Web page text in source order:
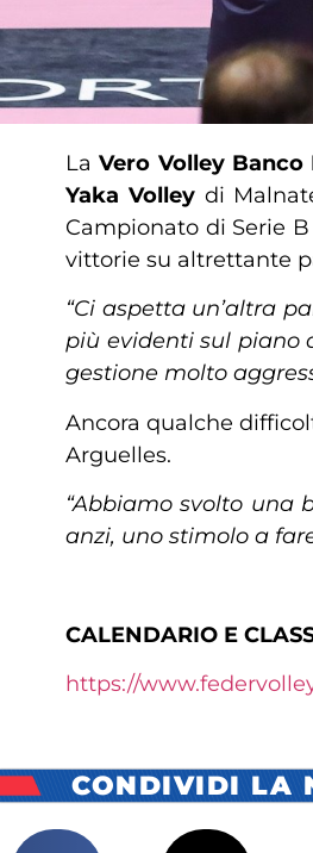
LaVero Volley Banco
Yaka Volleydi
Campionato di Serie
vittorie su altrettante
“Ci aspetta un’altra
più evidenti sul piano
gestione molto
Ancora qualche
Arguelles.
“Abbiamo svolto una
anzi, uno stimolo a
CALENDARIO E
https://
CONDIVIDI LA